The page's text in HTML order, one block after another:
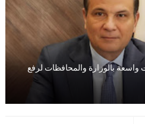
واسعة بالوزارة والمحافظات لرفع